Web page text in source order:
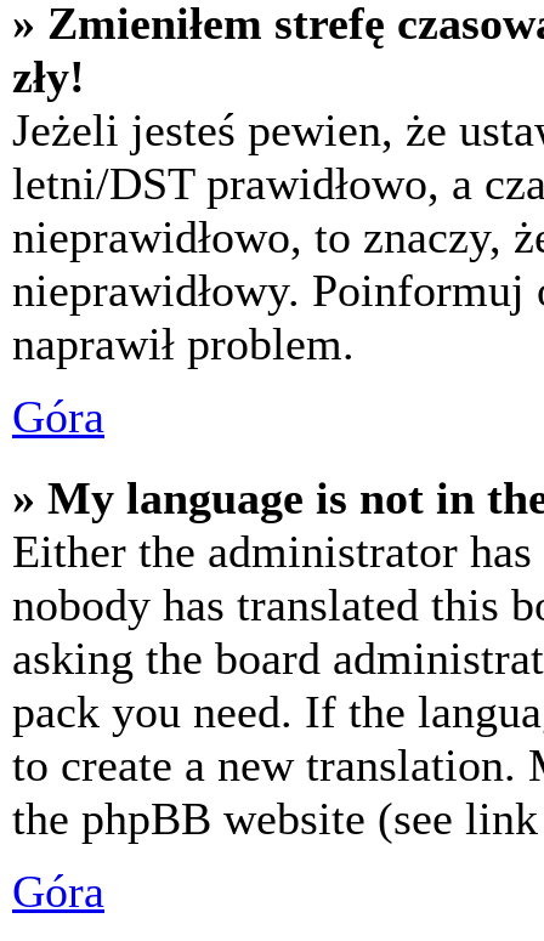
» Zmieniłem strefę
zły!
Jeżeli jesteś pewien, że
letni/DST prawidłowo, a
nieprawidłowo, to znaczy,
nieprawidłowy.
naprawił problem.
Góra
» My language is not in
Either the administrator
nobody has translated this
asking the board
pack you need. If the
to create a new
the phpBB website (see
Góra